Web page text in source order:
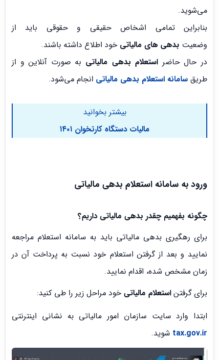
می‌شوید.
بنابراین تمامی اشخاص حقیقی و حقوقی باید از
وضعیت بدهی های مالیاتی خود اطلاع داشته باشند.
در حال حاضر استعلام بدهی مالیاتی به صورت آنلاین و از
طریق سامانه استعلام بدهی مالیاتی انجام می‌شود.
بیشتر بخوانید
مالیات دستگاه کارتخوان ۱۴۰۱
ورود به سامانه استعلام بدهی مالیاتی
چگونه بفهمیم چقدر بدهی مالیاتی داریم؟
برای رهگیری بدهی مالیاتی باید به سامانه استعلام مراجعه
نمایید و بعد از گرفتن استعلام خود نسبت به پرداخت آن در
زمان مشخص شده، اقدام نمایید.
برای گرفتن استعلام مالیاتی خود مراحل زیر را طی کنید:
ابتدا وارد سایت سازمان امور مالیاتی به نشانی اینترنتی
tax.gov.ir شوید.